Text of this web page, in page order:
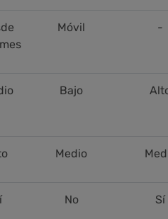
Móvil -
Bajo
Medio
No Sí